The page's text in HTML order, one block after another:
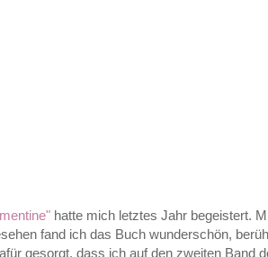
hatte mich letztes Jahr begeistert.
fand ich das Buch wunderschön,
gesorgt, dass ich auf den zweiten Band